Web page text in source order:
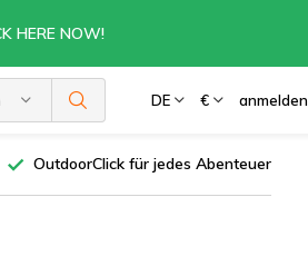
DE € anmelden
HERE NOW!
OutdoorClick für jedes Abenteuer